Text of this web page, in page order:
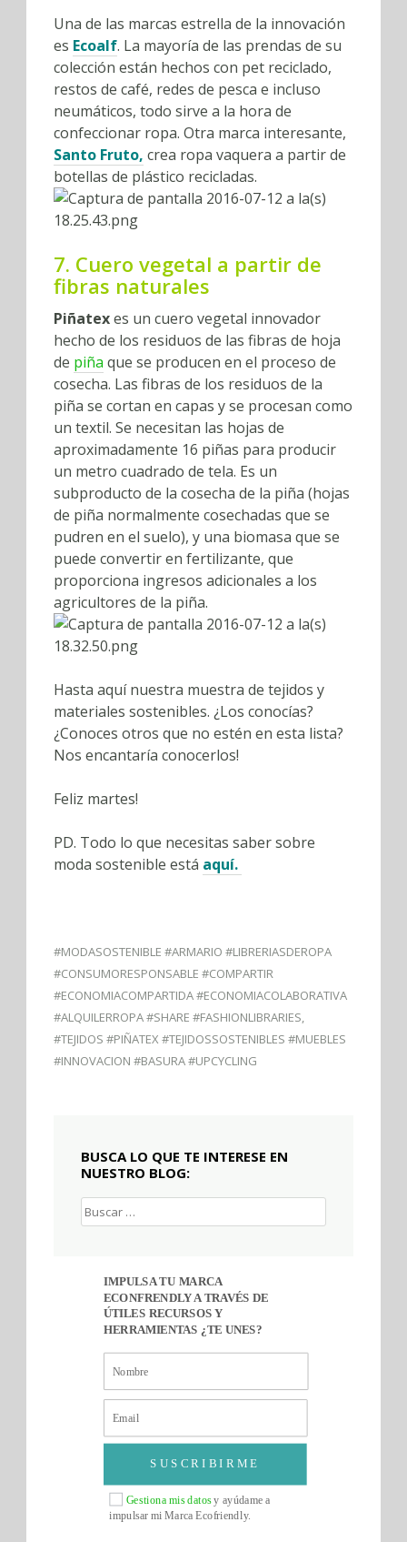
Una de las marcas estrella de la innovación
es Ecoalf. La mayoría de las prendas de su
colección están hechos con pet reciclado,
restos de café, redes de pesca e incluso
neumáticos, todo sirve a la hora de
confeccionar ropa. Otra marca interesante,
Santo Fruto, crea ropa vaquera a partir de
botellas de plástico recicladas.
7. Cuero vegetal a partir de
fibras naturales
Piñatexes un cuero vegetal innovador
hecho de los residuos de las fibras de hoja
de piña que se producen en el proceso de
cosecha. Las fibras de los residuos de la
piña se cortan en capas y se procesan como
un textil. Se necesitan las hojas de
aproximadamente 16 piñas para producir
un metro cuadrado de tela. Es un
subproducto de la cosecha de la piña (hojas
de piña normalmente cosechadas que se
pudren en el suelo), y una biomasa que se
puede convertir en fertilizante, que
proporciona ingresos adicionales a los
agricultores de la piña.
Hasta aquí nuestra muestra de tejidos y
materiales sostenibles. ¿Los conocías?
¿Conoces otros que no estén en esta lista?
Nos encantaría conocerlos!
Feliz martes!
PD. Todo lo que necesitas saber sobre
moda sostenible está aquí.
#MODASOSTENIBLE #ARMARIO #LIBRERIASDEROPA
#CONSUMORESPONSABLE #COMPARTIR
#ECONOMIACOMPARTIDA #ECONOMIACOLABORATIVA
#ALQUILERROPA #SHARE #FASHIONLIBRARIES,
#TEJIDOS #PIÑATEX #TEJIDOSSOSTENIBLES #MUEBLES
#INNOVACION #BASURA #UPCYCLING
BUSCA LO QUE TE INTERESE EN
NUESTRO BLOG:
Buscar:
IMPULSA TU MARCA
ECONFRENDLY A TRAVÉS DE
ÚTILES RECURSOS Y
HERRAMIENTAS ¿TE UNES?
Gestiona mis datosy ayúdame a
impulsar mi Marca Ecofriendly.
SUSCRIBIRME